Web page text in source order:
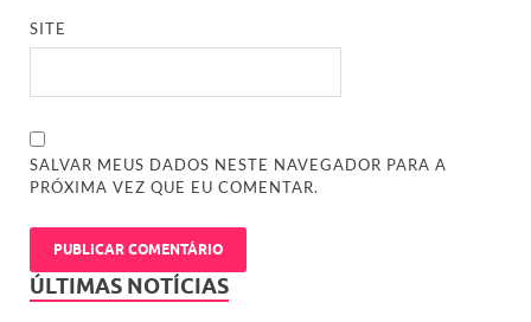
SITE
SALVAR MEUS DADOS NESTE NAVEGADOR PARA A
PRÓXIMA VEZ QUE EU COMENTAR.
ÚLTIMAS NOTÍCIAS